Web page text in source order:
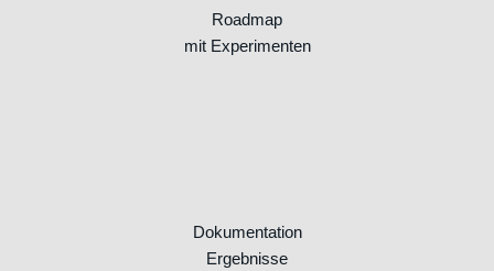
Roadmap
mit Experimenten
Dokumentation
Ergebnisse